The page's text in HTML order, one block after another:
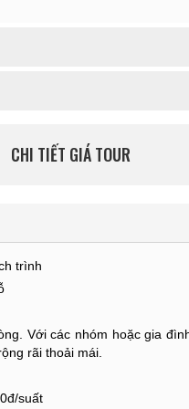
CHI TIẾT GIÁ TOUR
trình
Với các nhóm hoặc gia
rãi thoải mái.
suất